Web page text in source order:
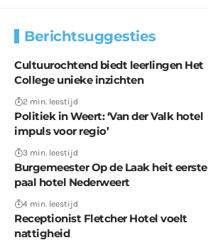
Berichtsuggesties
Cultuurochtend biedt leerlingen Het
College unieke inzichten
2 min. leestijd
Politiek in Weert: ‘Van der Valk hotel
impuls voor regio’
3 min. leestijd
Burgemeester Op de Laak heit eerste
paal hotel Nederweert
4 min. leestijd
Receptionist Fletcher Hotel voelt
nattigheid